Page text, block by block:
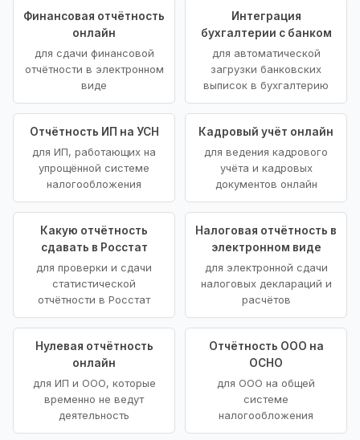
Финансовая отчётность
онлайн
для сдачи финансовой
отчётности в электронном
виде
Интеграция
бухгалтерии с банком
для автоматической
загрузки банковских
выписок в бухгалтерию
Отчётность ИП на УСН
для ИП, работающих на
упрощённой системе
налогообложения
Кадровый учёт онлайн
для ведения кадрового
учёта и кадровых
документов онлайн
Какую отчётность
сдавать в Росстат
для проверки и сдачи
статистической
отчётности в Росстат
Налоговая отчётность в
электронном виде
для электронной сдачи
налоговых деклараций и
расчётов
Нулевая отчётность
онлайн
для ИП и ООО, которые
временно не ведут
деятельность
Отчётность ООО на
ОСНО
для ООО на общей
системе
налогообложения